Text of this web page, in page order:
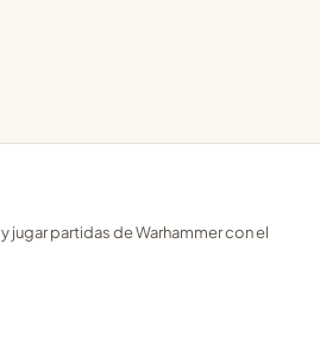
jugar partidas de Warhammer con el